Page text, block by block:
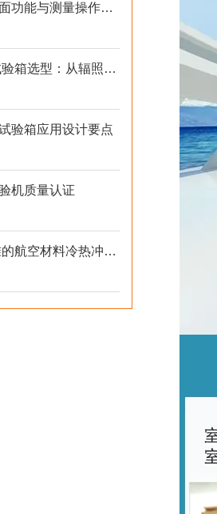
影像测量仪软件界面功能与测量操作实战指南
2026年氙灯耐候试验箱选型：从辐照度闭环控制看老化数据一致性
验箱应用设计要点
机质量认证
符合DO-160G标准的航空材料冷热冲击可靠性测试方案